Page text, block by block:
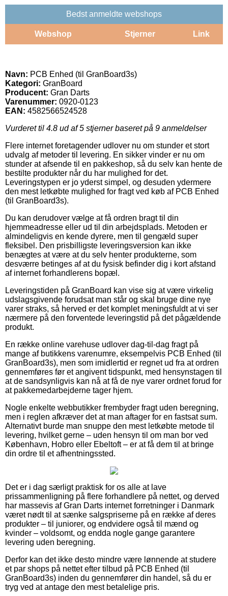
Bedst anmeldte webshops
Webshop Stjerner Link
Navn: PCB Enhed (til GranBoard3s)
Kategori: GranBoard
Producent: Gran Darts
Varenummer: 0920-0123
EAN: 4582566524528
Vurderet til 4.8 ud af 5 stjerner baseret på 9 anmeldelser
Flere internet foretagender udlover nu om stunder et stort
udvalg af metoder til levering. En sikker vinder er nu om
stunder at afsende til en pakkeshop, så du selv kan hente de
bestilte produkter når du har mulighed for det.
Leveringstypen er jo yderst simpel, og desuden ydermere
den mest letkøbte mulighed for fragt ved køb af PCB Enhed
(til GranBoard3s).
Du kan derudover vælge at få ordren bragt til din
hjemmeadresse eller ud til din arbejdsplads. Metoden er
almindeligvis en kende dyrere, men til gengæld super
fleksibel. Den prisbilligste leveringsversion kan ikke
benægtes at være at du selv henter produkterne, som
desværre betinges af at du fysisk befinder dig i kort afstand
af internet forhandlerens bopæl.
Leveringstiden på GranBoard kan vise sig at være virkelig
udslagsgivende forudsat man står og skal bruge dine nye
varer straks, så herved er det komplet meningsfuldt at vi ser
nærmere på den forventede leveringstid på det pågældende
produkt.
En række online varehuse udlover dag-til-dag fragt på
mange af butikkens varenumre, eksempelvis PCB Enhed (til
GranBoard3s), men som imidlertid er regnet ud fra at ordren
gennemføres før et angivent tidspunkt, med hensynstagen til
at de sandsynligvis kan nå at få de nye varer ordnet forud for
at pakkemedarbejderne tager hjem.
Nogle enkelte webbutikker frembyder fragt uden beregning,
men i reglen afkræver det at man aftager for en fastsat sum.
Alternativt burde man snuppe den mest letkøbte metode til
levering, hvilket gerne – uden hensyn til om man bor ved
København, Hobro eller Ebeltoft – er at få dem til at bringe
din ordre til et afhentningssted.
Det er i dag særligt praktisk for os alle at lave
prissammenligning på flere forhandlere på nettet, og derved
har massevis af Gran Darts internet forretninger i Danmark
været nødt til at sænke salgspriserne på en række af deres
produkter – til juniorer, og endvidere også til mænd og
kvinder – voldsomt, og endda nogle gange garantere
levering uden beregning.
Derfor kan det ikke desto mindre være lønnende at studere
et par shops på nettet efter tilbud på PCB Enhed (til
GranBoard3s) inden du gennemfører din handel, så du er
tryg ved at antage den mest betalelige pris.